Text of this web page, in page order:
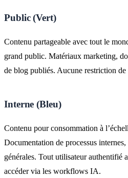
Public (Vert)
Contenu partageable avec tout le
grand public. Matériaux marketing,
de blog publiés. Aucune restriction de
Interne (Bleu)
Contenu pour consommation à
Documentation de processus
générales. Tout utilisateur authentifié
accéder via les workflows IA.